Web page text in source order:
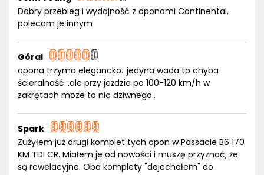
Dobry przebieg i wydajność z oponami Continental,
polecam je innym
Góral
opona trzyma elegancko...jedyna wada to chyba
ścieralność...ale przy jeżdzie po 100-120 km/h w
zakrętach moze to nic dziwnego..
Spark
Zużyłem już drugi komplet tych opon w Passacie B6 170
KM TDI CR. Miałem je od nowości i muszę przyznać, że
są rewelacyjne. Oba komplety "dojechałem" do